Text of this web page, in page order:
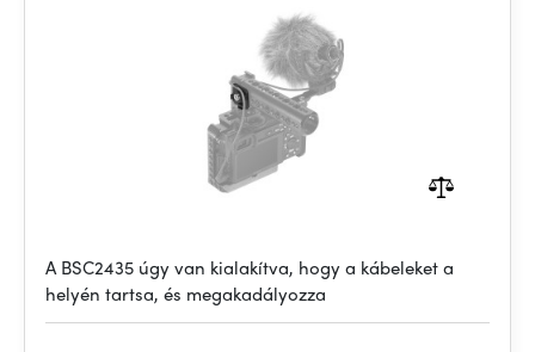
A BSC2435 úgy van kialakítva, hogy a kábeleket a
helyén tartsa, és megakadályozza